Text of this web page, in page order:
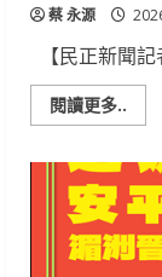
蔡 永源
【民正新聞
閱讀更多..
more
高
中
生
課
遭